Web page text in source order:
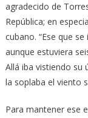
agradecido de
República; en
cubano. “Ese que
aunque estuviera
Allá iba vistiendo su
la soplaba el viento
Para mantener ese